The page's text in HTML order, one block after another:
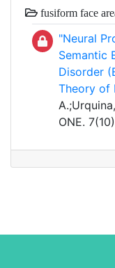
fusiform face
"Neural
Semantic
Disorder
Theory of
ONE. 7(10)